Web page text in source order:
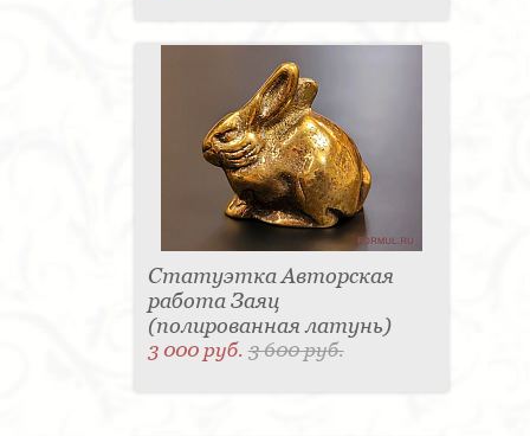
Статуэтка Авторская
работа Заяц
(полированная латунь)
3 000 руб.3 600 руб.